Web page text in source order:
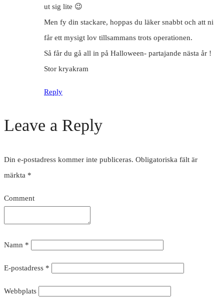
ut sig lite 😉
Men fy din stackare, hoppas du läker snabbt och att ni
får ett mysigt lov tillsammans trots operationen.
Så får du gå all in på Halloween- partajande nästa år !
Stor kryakram
Reply
Leave a Reply
Din e-postadress kommer inte publiceras. Obligatoriska fält är
märkta *
Comment
Namn *
E-postadress *
Webbplats